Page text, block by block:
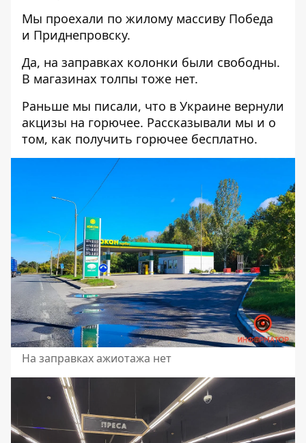
Мы проехали по жилому массиву Победа
и Приднепровску.
Да, на заправках колонки были свободны.
В магазинах толпы тоже нет.
Раньше мы писали, что в Украине вернули
акцизы на горючее. Рассказывали мы и о
том, как получить горючее бесплатно.
На заправках ажиотажа нет